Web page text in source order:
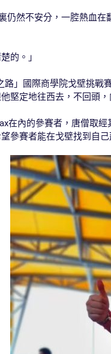
仍然不安分，一腔熱血
的。」
路」國際商學院戈壁挑
堅定地往西去，不回頭
在內的參賽者，唐僧取
參賽者能在戈壁找到自